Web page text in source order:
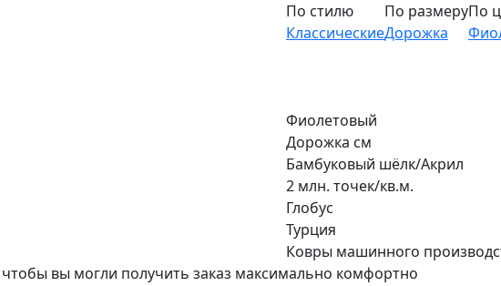
По стилю
Классические
По размеру
Дорожка
По
Фиолетовый
Дорожка см
Бамбуковый шёлк/Акрил
2 млн. точек/кв.м.
Глобус
Турция
Ковры машинного
вы могли получить заказ максимально комфортно